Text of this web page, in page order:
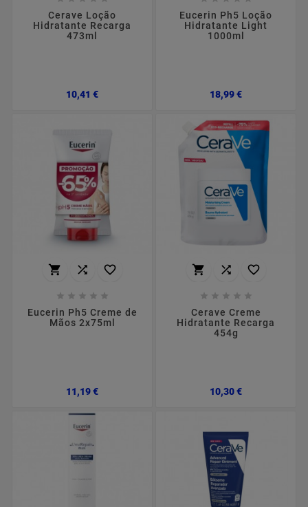
Cerave Loção
Hidratante Recarga
473ml
10,41 €Preço
Eucerin Ph5 Loção
Hidratante Light
1000ml
18,99 €Preço
  
    
Eucerin Ph5 Creme de
Mãos 2x75ml
11,19 €Preço
  
    
Cerave Creme
Hidratante Recarga
454g
10,30 €Preço